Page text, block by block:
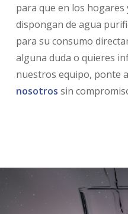
para que en los hogares
dispongan de agua
para su consumo
alguna duda o quieres
nuestros equipo, ponte
nosotros sin